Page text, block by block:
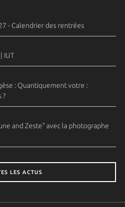
- Calendrier des rentrées
IUT
: Quantiquement votre :
?
and Zeste" avec la photographe
LES ACTUS